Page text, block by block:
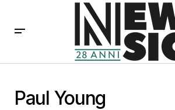
Paul Young